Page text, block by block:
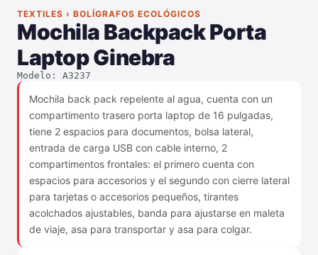
TEXTILES › BOLÍGRAFOS ECOLÓGICOS
Mochila Backpack Porta
Laptop Ginebra
Modelo: A3237
Mochila back pack repelente al agua, cuenta con un
compartimento trasero porta laptop de 16 pulgadas,
tiene 2 espacios para documentos, bolsa lateral,
entrada de carga USB con cable interno, 2
compartimentos frontales: el primero cuenta con
espacios para accesorios y el segundo con cierre lateral
para tarjetas o accesorios pequeños, tirantes
acolchados ajustables, banda para ajustarse en maleta
de viaje, asa para transportar y asa para colgar.